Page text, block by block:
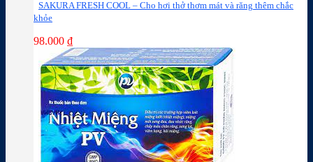
SAKURA FRESH COOL – Cho hơi thở thơm mát và răng thêm chắc
khỏe
98.000 ₫